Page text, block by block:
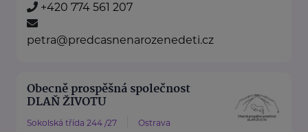
+420 774 561 207
petra@predcasnenarozenedeti.cz
Obecně prospěšná společnost
DLAŇ ŽIVOTU
Sokolská třída 244 /27 Ostrava